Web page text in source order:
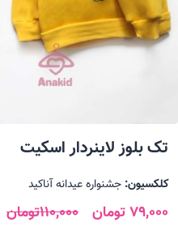
تک بلوز لاینردار اسکیت
کلکسیون: جشنواره عیدانه آناکید
79,000 تومان 110,000تومان